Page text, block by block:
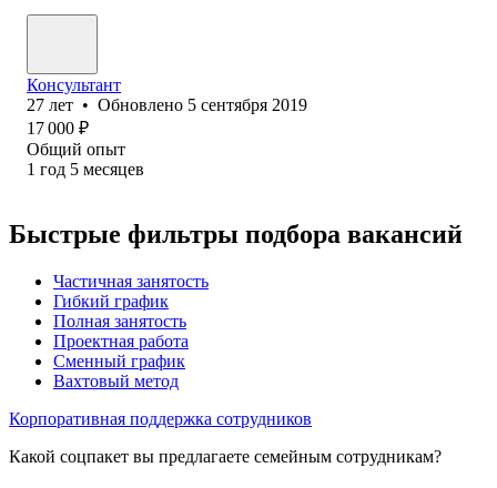
Консультант
27 лет • Обновлено 5 сентября 2019
17 000 ₽
Общий опыт
1 год 5 месяцев
Быстрые фильтры подбора вакансий
Частичная занятость
Гибкий график
Полная занятость
Проектная работа
Сменный график
Вахтовый метод
Корпоративная поддержка сотрудников
Какой соцпакет вы предлагаете семейным сотрудникам?